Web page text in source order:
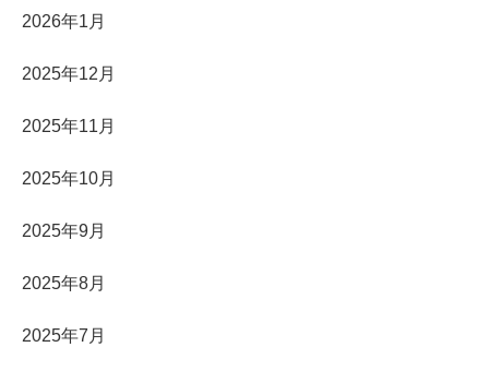
2026年1月
2025年12月
2025年11月
2025年10月
2025年9月
2025年8月
2025年7月